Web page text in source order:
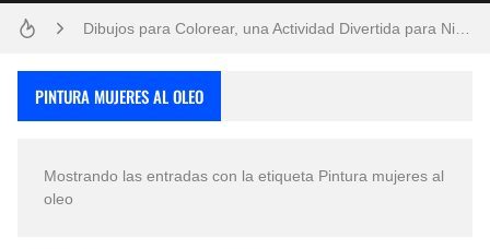
San Valentín Dibujos a Lápiz del 14 de Febrero
PINTURA MUJERES AL OLEO
Mostrando las entradas con la etiqueta Pintura mujeres al
oleo